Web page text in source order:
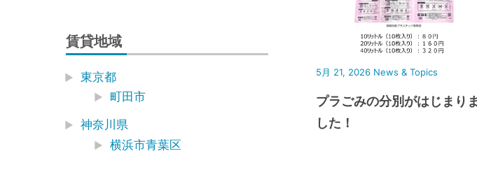
5月 21, 2026 News & Topics
プラごみの分別がはじまりま
した！
賃貸地域
東京都
町田市
神奈川県
横浜市青葉区